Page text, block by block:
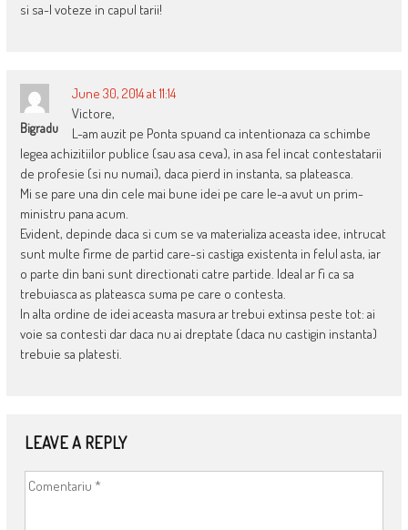
si sa-l voteze in capul tarii!
Bigradu
June 30, 2014 at 11:14
Victore,
L-am auzit pe Ponta spuand ca intentionaza ca schimbe
legea achizitiilor publice (sau asa ceva), in asa fel incat contestatarii
de profesie (si nu numai), daca pierd in instanta, sa plateasca.
Mi se pare una din cele mai bune idei pe care le-a avut un prim-
ministru pana acum.
Evident, depinde daca si cum se va materializa aceasta idee, intrucat
sunt multe firme de partid care-si castiga existenta in felul asta, iar
o parte din bani sunt directionati catre partide. Ideal ar fi ca sa
trebuiasca as plateasca suma pe care o contesta.
In alta ordine de idei aceasta masura ar trebui extinsa peste tot: ai
voie sa contesti dar daca nu ai dreptate (daca nu castigin instanta)
trebuie sa platesti.
LEAVE A REPLY